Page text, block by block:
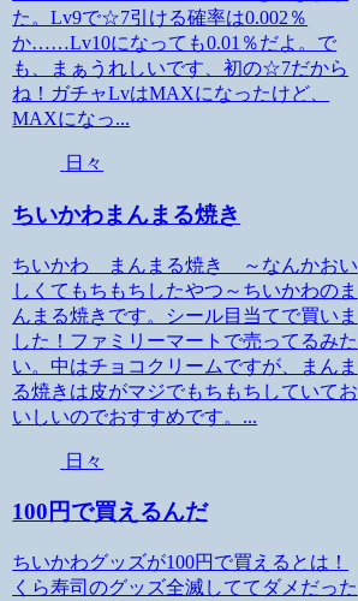
た。Lv9で☆7引ける確率は0.002％
か……Lv10になっても0.01％だよ。で
も、まぁうれしいです、初の☆7だから
ね！ガチャLvはMAXになったけど、
MAXになっ...
日々
ちいかわまんまる焼き
ちいかわ まんまる焼き ～なんかおい
しくてもちもちしたやつ～ちいかわのま
んまる焼きです。シール目当てで買いま
した！ファミリーマートで売ってるみた
い。中はチョコクリームですが、まんま
る焼きは皮がマジでもちもちしていてお
いしいのでおすすめです。...
日々
100円で買えるんだ
ちいかわグッズが100円で買えるとは！
くら寿司のグッズ全滅しててダメだった